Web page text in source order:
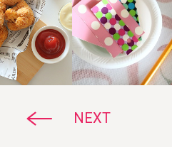
NEXT